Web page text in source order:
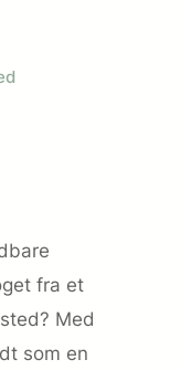
fra et
Med
som en